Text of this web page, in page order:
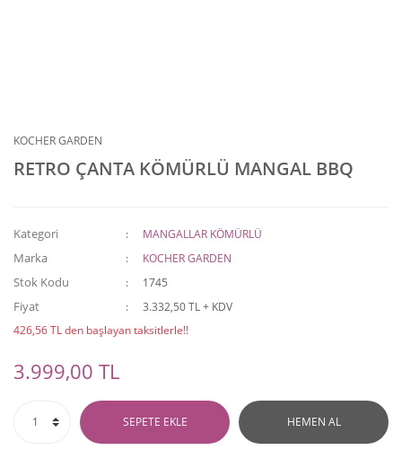
KOCHER GARDEN
RETRO ÇANTA KÖMÜRLÜ MANGAL BBQ
Kategori MANGALLAR KÖMÜRLÜ
Marka KOCHER GARDEN
Stok Kodu 1745
Fiyat
3.332,50 TL + KDV
426,56 TL den başlayan taksitlerle!!
3.999,00 TL
SEPETE EKLE HEMEN AL